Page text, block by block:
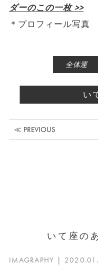
ダーのこの一枚 >>
＊プロフィール写真
全体運
い
≪ PREVIOUS
いて座の
IMAGRAPHY |